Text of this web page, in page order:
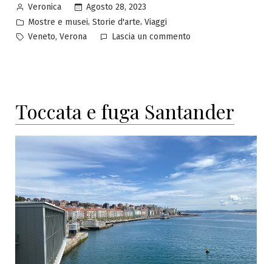
Pubblicato
da
Veronica
Agosto 28, 2023
Pubblicato
in
Mostre e musei, Storie d'arte, Viaggi
Tag:
Veneto, Verona Lascia un commento
Veneto:
Verona,
Vicenza
e
Treviso
Toccata e fuga Santander